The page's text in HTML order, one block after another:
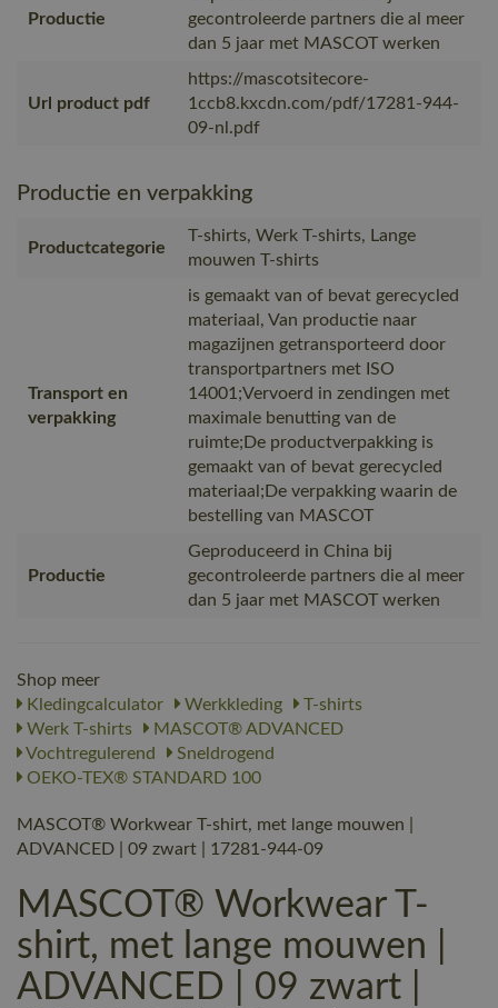
Productie
gecontroleerde partners die al meer
dan 5 jaar met MASCOT werken
Url product pdf
https://mascotsitecore-
1ccb8.kxcdn.com/pdf/17281-944-
09-nl.pdf
Productie en verpakking
Productcategorie
T-shirts, Werk T-shirts, Lange
mouwen T-shirts
Transport en
verpakking
is gemaakt van of bevat gerecycled
materiaal, Van productie naar
magazijnen getransporteerd door
transportpartners met ISO
14001;Vervoerd in zendingen met
maximale benutting van de
ruimte;De productverpakking is
gemaakt van of bevat gerecycled
materiaal;De verpakking waarin de
bestelling van MASCOT
Productie
Geproduceerd in China bij
gecontroleerde partners die al meer
dan 5 jaar met MASCOT werken
Shop meer
Kledingcalculator
Werkkleding
T-shirts
Werk T-shirts
MASCOT® ADVANCED
Vochtregulerend
Sneldrogend
OEKO-TEX® STANDARD 100
MASCOT® Workwear T-shirt, met lange mouwen |
ADVANCED | 09 zwart | 17281-944-09
MASCOT® Workwear T-
shirt, met lange mouwen |
ADVANCED | 09 zwart |